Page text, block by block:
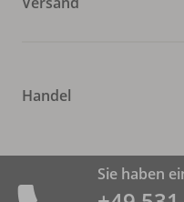
Handel
Sie haben